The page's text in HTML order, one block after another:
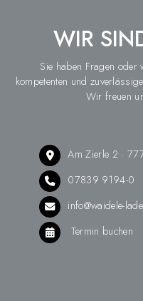
WIR
Sie haben Fragen oder
kompetenten und
Wir freuen
Am Zierle 2 ·
07839 9194-0
info@waidele-
Termin buchen